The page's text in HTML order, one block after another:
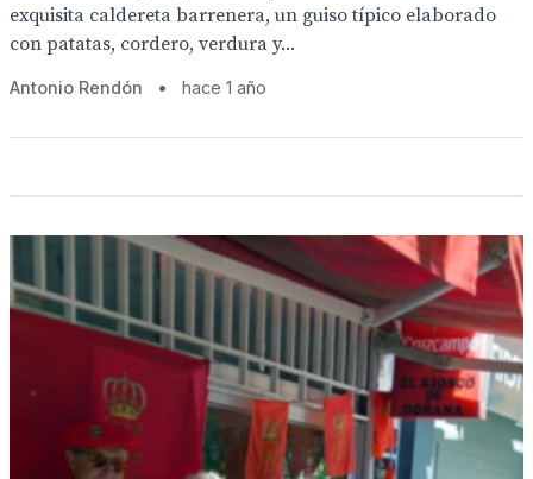
exquisita caldereta barrenera, un guiso típico elaborado
con patatas, cordero, verdura y...
Antonio Rendón • hace 1 año